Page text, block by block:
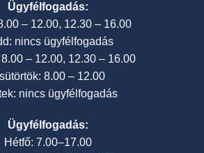
Ügyfélfogadás:
– 12.00, 12.30 – 16.00
nincs ügyfélfogadás
– 12.00, 12.30 – 16.00
8.00 – 12.00
nincs ügyfélfogadás
Ügyfélfogadás:
Hétfő: 7.00–17.00